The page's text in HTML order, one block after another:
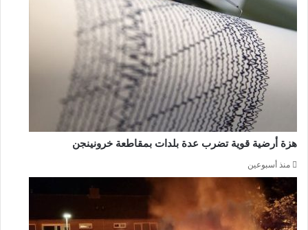
هزة أرضية قوية تضرب عدة بلدات بمقاطعة خرونينجن
منذ أسبوعين